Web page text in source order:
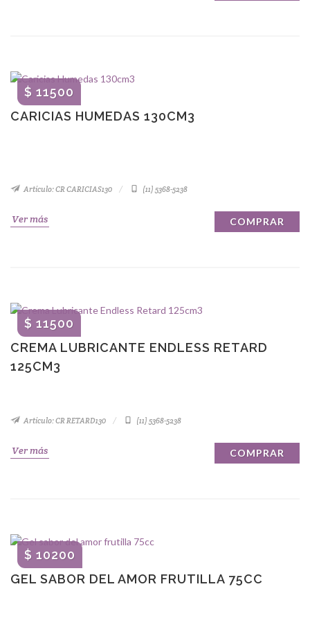
CARICIAS HUMEDAS 130CM3
$ 11500
Artículo: CR CARICIAS130 (11) 5368-5238
Ver más COMPRAR
CREMA LUBRICANTE ENDLESS RETARD
125CM3
$ 11500
Artículo: CR RETARD130 (11) 5368-5238
Ver más COMPRAR
GEL SABOR DEL AMOR FRUTILLA 75CC
$ 10200